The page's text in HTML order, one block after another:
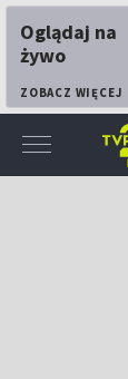
Oglądaj na
żywo
ZOBACZ WIĘCEJ